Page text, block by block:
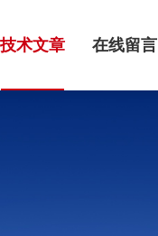
技术文章 在线留言